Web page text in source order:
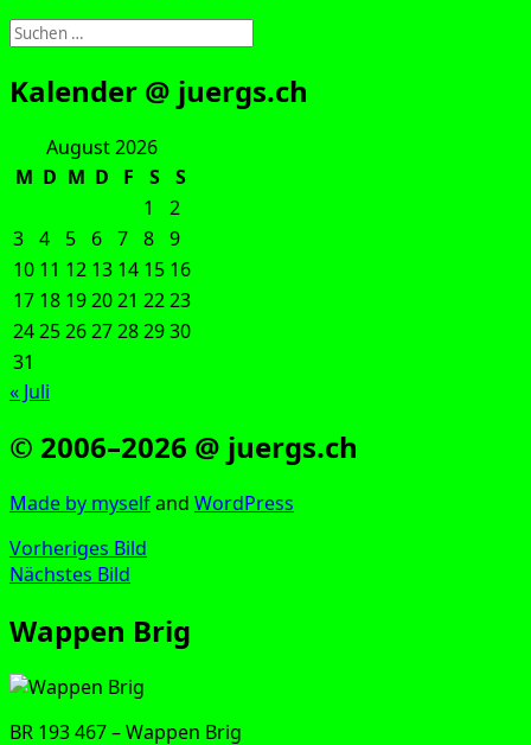
Suchen
nach:
Kalender @ juergs.ch
August 2026
M D M D F S
S
1
2
3 4 5 6 7 8 9
10 11 12 13 14 15 16
17 18 192021 2223
24252627282930
31
« Juli
© 2006–2026 @ juergs.ch
Made by mys­elfand Word­Press
Vorheriges Bild
Nächstes Bild
Wappen Brig
BR 193 467 – Wap­pen Brig